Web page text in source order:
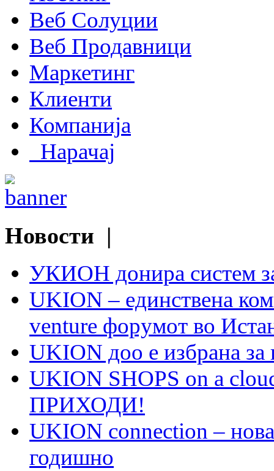
Веб Солуции
Веб Продавници
Маркетинг
Клиенти
Компанија
Нарачај
Новости |
УКИОН донира систем
UKION – единствена
venture форумот во
UKION доо е избрана
UKION SHOPS on a
ПРИХОДИ!
UKION connection –
годишно